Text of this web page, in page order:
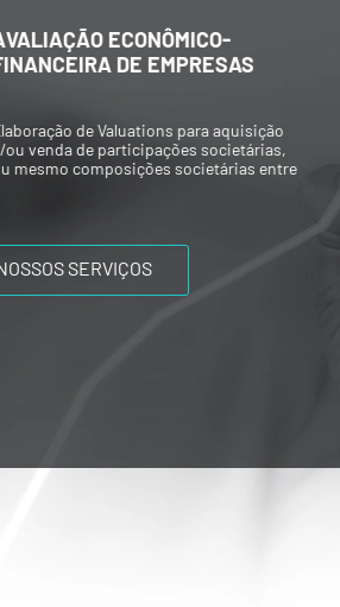
ECONÔMICO-
DE EMPRESAS
Valuations para aquisição
participações societárias,
societárias entre
SERVIÇOS